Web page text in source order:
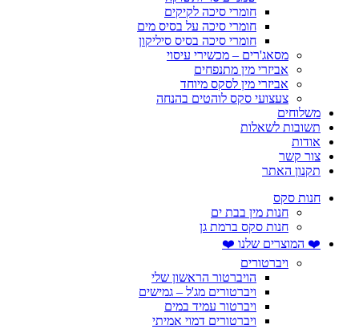
חומרי סיכה לקיקים
חומרי סיכה על בסיס מים
חומרי סיכה בסיס סיליקון
מסאג'רים – מכשירי עיסוי
אביזרי מין מתנפחים
אביזרי מין לסקס מיוחד
צעצועי סקס לוהטים בהנחה
משלוחים
תשובות לשאלות
אודות
צור קשר
תקנון האתר
חנות סקס
חנות מין בבת ים
חנות סקס ברמת גן
❤️ המוצרים שלנו ❤️
ויברטורים
הויברטור הראשון שלי
ויברטורים מג'ל – גמישים
ויברטור עמיד במים
ויברטורים דמוי אמיתי